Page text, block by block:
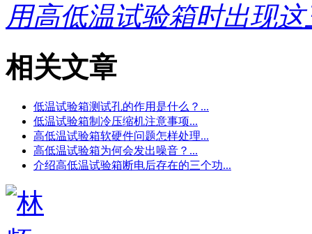
用高低温试验箱时出现
相关文章
低温试验箱测试孔的作用是什么？...
低温试验箱制冷压缩机注意事项...
高低温试验箱软硬件问题怎样处理...
高低温试验箱为何会发出噪音？...
介绍高低温试验箱断电后存在的三个功...